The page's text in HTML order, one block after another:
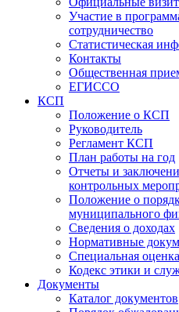
Участие в
сотрудничество
Статистическая
Контакты
Общественная
ЕГИССО
КСП
Положение о КСП
Руководитель
Регламент КСП
План работы на год
Отчеты и
контрольных
Положение о
муниципального
Сведения о доходах
Нормативные
Специальная
Кодекс этики и
Документы
Каталог документов